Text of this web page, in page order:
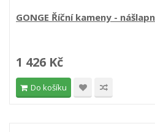
GONGE Říční kameny -
1 426 Kč
Do košíku